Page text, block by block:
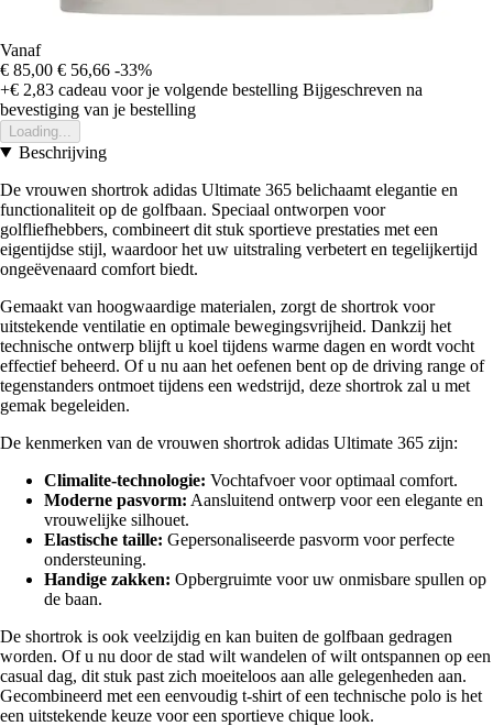
Vanaf
€ 85,00 € 56,66 -33%
+€ 2,83 cadeau voor je volgende bestelling Bijgeschreven na
bevestiging van je bestelling
Loading...
Beschrijving
De vrouwen shortrok adidas Ultimate 365 belichaamt elegantie en
functionaliteit op de golfbaan. Speciaal ontworpen voor
golfliefhebbers, combineert dit stuk sportieve prestaties met een
eigentijdse stijl, waardoor het uw uitstraling verbetert en tegelijkertijd
ongeëvenaard comfort biedt.
Gemaakt van hoogwaardige materialen, zorgt de shortrok voor
uitstekende ventilatie en optimale bewegingsvrijheid. Dankzij het
technische ontwerp blijft u koel tijdens warme dagen en wordt vocht
effectief beheerd. Of u nu aan het oefenen bent op de driving range of
tegenstanders ontmoet tijdens een wedstrijd, deze shortrok zal u met
gemak begeleiden.
De kenmerken van de vrouwen shortrok adidas Ultimate 365 zijn:
Climalite-technologie: Vochtafvoer voor optimaal comfort.
Moderne pasvorm: Aansluitend ontwerp voor een elegante en
vrouwelijke silhouet.
Elastische taille: Gepersonaliseerde pasvorm voor perfecte
ondersteuning.
Handige zakken: Opbergruimte voor uw onmisbare spullen op
de baan.
De shortrok is ook veelzijdig en kan buiten de golfbaan gedragen
worden. Of u nu door de stad wilt wandelen of wilt ontspannen op een
casual dag, dit stuk past zich moeiteloos aan alle gelegenheden aan.
Gecombineerd met een eenvoudig t-shirt of een technische polo is het
een uitstekende keuze voor een sportieve chique look.